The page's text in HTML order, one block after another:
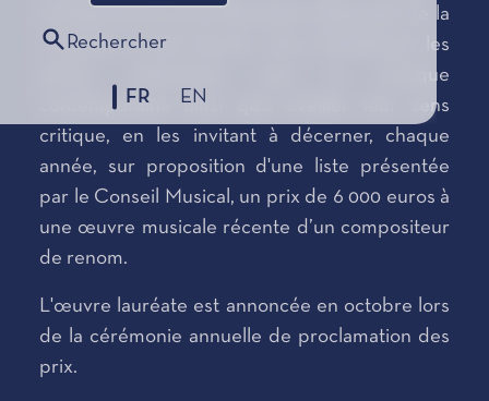
Rechercher
FR EN
le Département de l'Éducation Nationale, de la
Jeunesse et des Sports, vise à familiariser les
jeunes mélomanes avec la musique
contemporaine ainsi qu'à éveiller leur sens
critique, en les invitant à décerner, chaque
année, sur proposition d'une liste présentée
par le Conseil Musical, un prix de 6 000 euros à
une œuvre musicale récente d’un compositeur
de renom.
L'œuvre lauréate est annoncée en octobre lors
de la cérémonie annuelle de proclamation des
prix.